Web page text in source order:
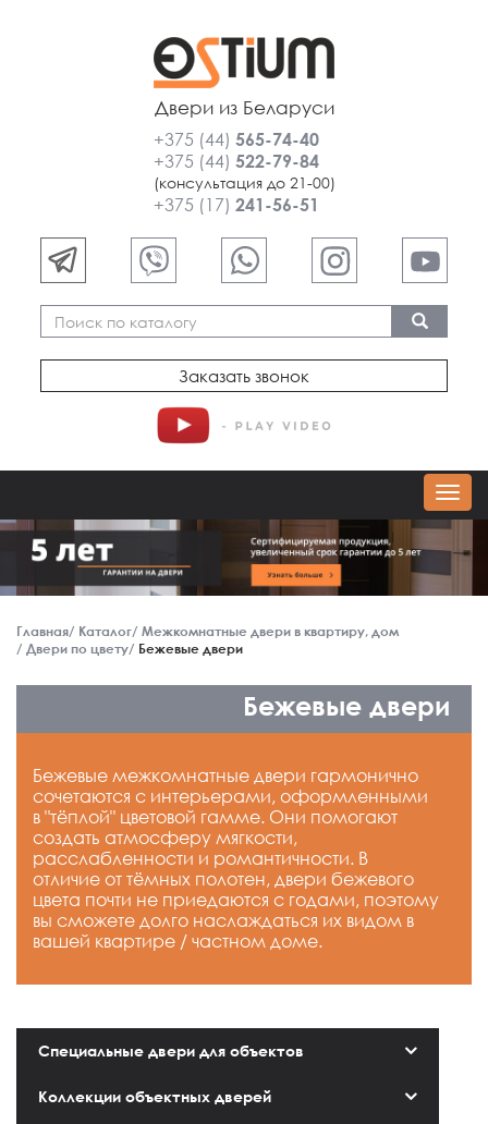
Двери из Беларуси
+375 (44) 565-74-40
+375 (44) 522-79-84
(консультация до 21-00)
+375 (17) 241-56-51
Заказать звонок
Главная Каталог Межкомнатные двери в квартиру, дом
Двери по цвету
Бежевые двери
Бежевые двери
Бежевые межкомнатные двери гармонично
сочетаются с интерьерами, оформленными
в "тёплой" цветовой гамме. Они помогают
создать атмосферу мягкости,
расслабленности и романтичности. В
отличие от тёмных полотен, двери бежевого
цвета почти не приедаются с годами, поэтому
вы сможете долго наслаждаться их видом в
вашей квартире / частном доме.
Специальные двери для объектов
Коллекции объектных дверей